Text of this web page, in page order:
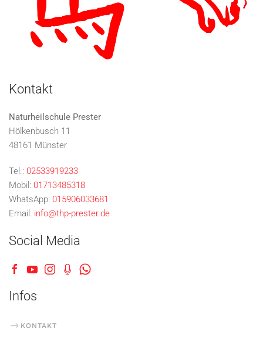
Kontakt
Naturheilschule Prester
Hölkenbusch 11
48161 Münster
Tel.: 02533919233
Mobil: 01713485318
WhatsApp: 015906033681
Email: info@thp-prester.de
Social Media
Infos
KONTAKT